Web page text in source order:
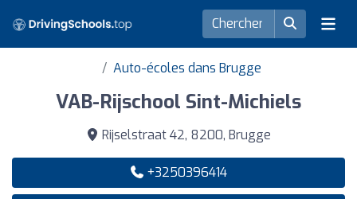
Auto-écoles dans Brugge
VAB-Rijschool Sint-Michiels
Rijselstraat 42, 8200, Brugge
+3250396414